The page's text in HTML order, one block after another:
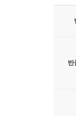
반